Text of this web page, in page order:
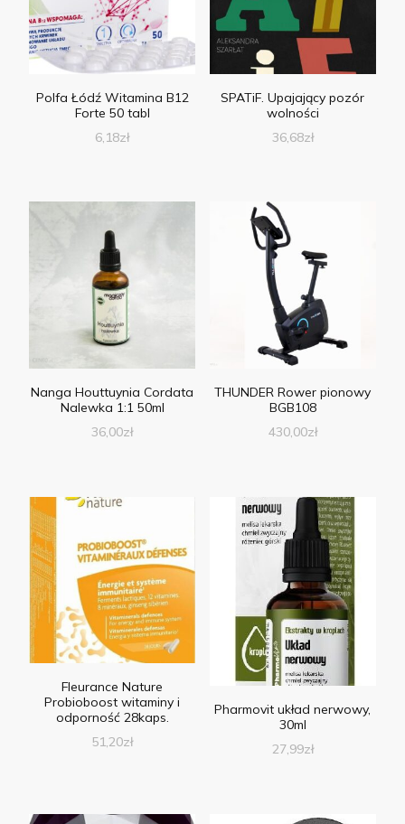
Polfa Łódź Witamina B12
Forte 50 tabl
6,18zł
SPATiF. Upajający pozór
wolności
36,68zł
Nanga Houttuynia Cordata
Nalewka 1:1 50ml
36,00zł
THUNDER Rower pionowy
BGB108
430,00zł
Fleurance Nature
Probioboost witaminy i
odporność 28kaps.
51,20zł
Pharmovit układ nerwowy,
30ml
27,99zł